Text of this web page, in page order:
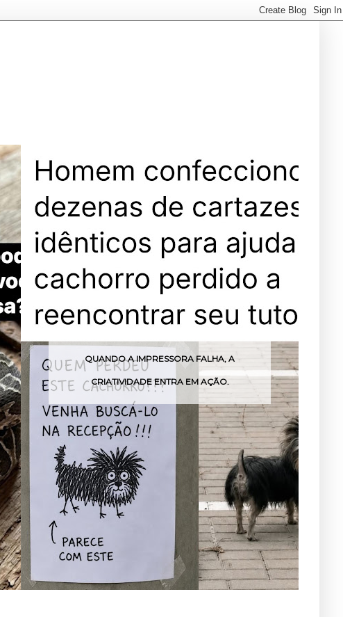
QUANDO A IMPRESSORA FALHA, A
CRIATIVIDADE ENTRA EM AÇÃO.